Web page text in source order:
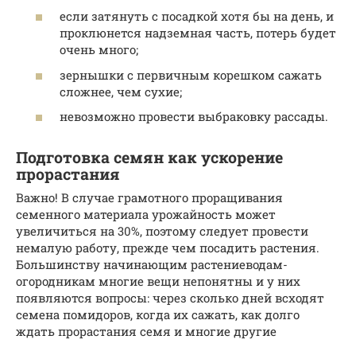
если затянуть с посадкой хотя бы на день, и
проклюнется надземная часть, потерь будет
очень много;
зернышки с первичным корешком сажать
сложнее, чем сухие;
невозможно провести выбраковку рассады.
Подготовка семян как ускорение
прорастания
Важно! В случае грамотного проращивания
семенного материала урожайность может
увеличиться на 30%, поэтому следует провести
немалую работу, прежде чем посадить растения.
Большинству начинающим растениеводам-
огородникам многие вещи непонятны и у них
появляются вопросы: через сколько дней всходят
семена помидоров, когда их сажать, как долго
ждать прорастания семя и многие другие